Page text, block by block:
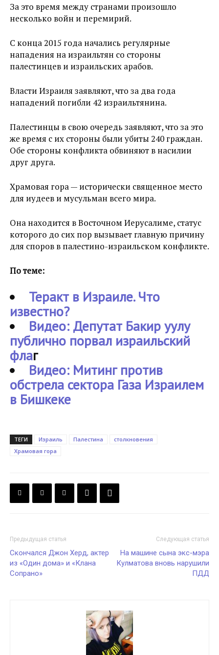
За это время между странами произошло
несколько войн и перемирий.
С конца 2015 года начались регулярные
нападения на израильтян со стороны
палестинцев и израильских арабов.
Власти Израиля заявляют, что за два года
нападений погибли 42 израильтянина.
Палестинцы в свою очередь заявляют, что за это
же время с их стороны были убиты 240 граждан.
Обе стороны конфликта обвиняют в насилии
друг друга.
Храмовая гора — исторически священное место
для иудеев и мусульман всего мира.
Она находится в Восточном Иерусалиме, статус
которого до сих пор вызывает главную причину
для споров в палестино-израильском конфликте.
По теме:
Теракт в Израиле. Что
известно?
Видео: Депутат Бакир уулу
публично порвал израильский
флаг
Видео: Митинг против
обстрела сектора Газа Израилем
в Бишкеке
ТЕГИ Израиль Палестина
столкновения
Храмовая гора
Предыдущая статья
Скончался Джон Херд, актер
из «Один дома» и «Клана
Сопрано»
Следующая статья
На машине сына экс-мэра
Кулматова вновь нарушили
ПДД